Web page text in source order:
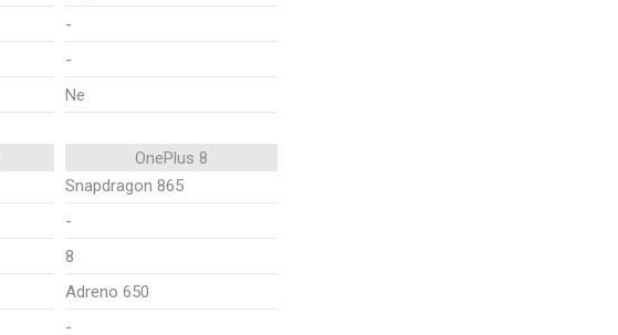
-
-
Ne
OnePlus 8
Snapdragon 865
-
8
Adreno 650
-